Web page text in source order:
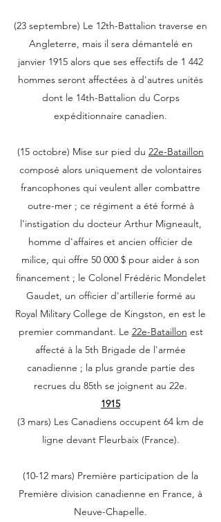
(23 septembre) Le 12th-Battalion traverse en
Angleterre, mais il sera démantelé en
janvier 1915 alors que ses effectifs de 1 442
hommes seront affectées à d'autres unités
dont le 14th-Battalion du Corps
expéditionnaire canadien.
(15 octobre) Mise sur pied du 22e-Bataillon
composé alors uniquement de volontaires
francophones qui veulent aller combattre
outre-mer ; ce régiment a été formé à
l'instigation du docteur Arthur Migneault,
homme d'affaires et ancien officier de
milice, qui offre 50 000 $ pour aider à son
financement ; le Colonel Frédéric Mondelet
Gaudet, un officier d'artillerie formé au
Royal Military College de Kingston, en est le
premier commandant. Le 22e-Bataillon est
affecté à la 5th Brigade de l'armée
canadienne ; la plus grande partie des
recrues du 85th se joignent au 22e.
1915
(3 mars) Les Canadiens occupent 64 km de
ligne devant Fleurbaix (France).
(10-12 mars) Première participation de la
Première division canadienne en France, à
Neuve-Chapelle.